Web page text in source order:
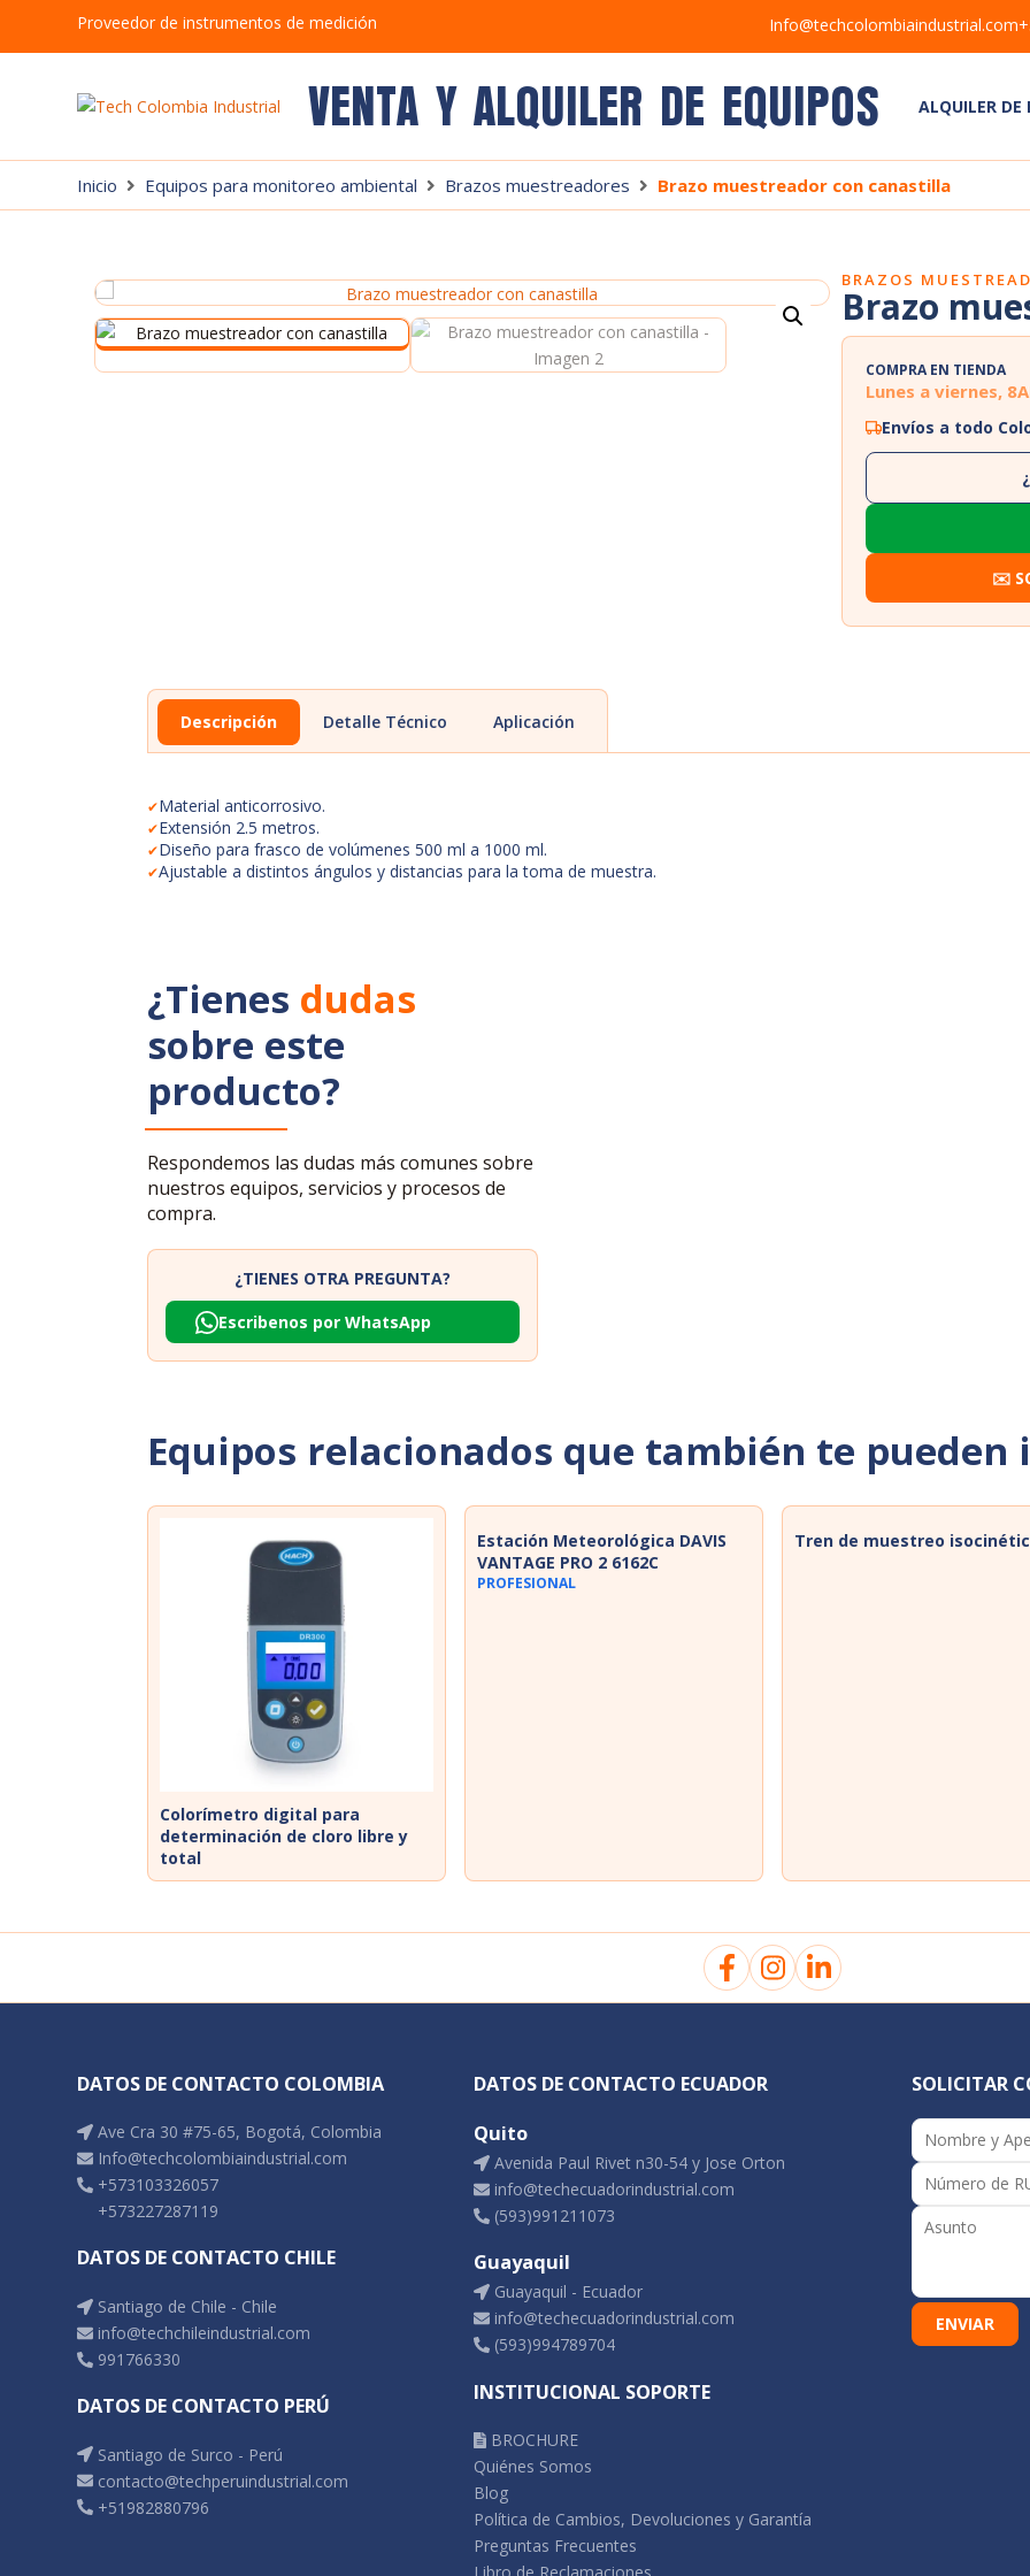
Proveedor de instrumentos de medición Info@techcolombiaindustrial.com
VENTA Y ALQUILER DE EQUIPOS ALQUILER DE
Inicio Equipos para monitoreo ambiental Brazos muestreadores Brazo muestreador con canastilla
BRAZOS
Brazo
COMPRA EN TIENDA
Lunes a viernes,
Envíos a todo
✉️
Descripción Detalle Técnico Aplicación
Material anticorrosivo.
Extensión 2.5 metros.
Diseño para frasco de volúmenes 500 ml a 1000 ml.
Ajustable a distintos ángulos y distancias para la toma de muestra.
¿Tienes dudas
sobre este
producto?
Respondemos las dudas más comunes sobre
nuestros equipos, servicios y procesos de
compra.
¿TIENES OTRA PREGUNTA?
Escribenos por WhatsApp
Equipos relacionados que también te pueden
Colorímetro digital para
determinación de cloro libre y
total
Estación Meteorológica DAVIS
VANTAGE PRO 2 6162C
PROFESIONAL
Tren de muestreo
DATOS DE CONTACTO COLOMBIA
Ave Cra 30 #75-65, Bogotá, Colombia
Info@techcolombiaindustrial.com
+573103326057
+573227287119
DATOS DE CONTACTO CHILE
Santiago de Chile - Chile
info@techchileindustrial.com
991766330
DATOS DE CONTACTO PERÚ
Santiago de Surco - Perú
contacto@techperuindustrial.com
+51982880796
DATOS DE CONTACTO ECUADOR
Quito
Avenida Paul Rivet n30-54 y Jose Orton
info@techecuadorindustrial.com
(593)991211073
Guayaquil
Guayaquil - Ecuador
info@techecuadorindustrial.com
(593)994789704
INSTITUCIONAL SOPORTE
BROCHURE
Quiénes Somos
Blog
Política de Cambios, Devoluciones y Garantía
Preguntas Frecuentes
SOLICITAR